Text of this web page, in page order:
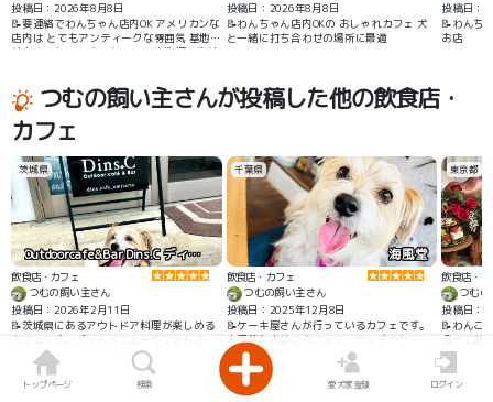
投稿日：2026年8月8日
📝要連絡でわんちゃん店内OK アメリカンな
店内は とてもアンティークな雰囲気 基地の
外人さんもランチに来ていて 土地柄 海外
投稿日：2026年8月8日
📝わんちゃん店内OKの おしゃれカフェ 犬
と一緒に打ち合わせの場所に最適
投稿日：
📝わんち
お店
つむの飼い主さんが投稿した他の飲食店・
カフェ
茨城県
Outdoorcafe&Bar Dins.C ディンズカフェ
飲食店・カフェ
つむの飼い主さん
投稿日：2026年2月11日
📝茨城県にあるアウトドア料理が楽しめる
カフェです。ペットメニューやフォトスポ
ット、人工芝のドッグランもありわんこと
一緒に楽しめます。うちの子はわんこ用ハ
ンバーグを注文して大喜びでした！
千葉県
海風堂
飲食店・カフェ
つむの飼い主さん
投稿日：2025年12月8日
📝ケーキ屋さんが行っているカフェです。
お洒落な内装のカフェで、ランチやケーキ
を食べることができます。わんこは2階の席
のみ入ることができます。
東京都
飲食店・カ
つむ
投稿日：
📝わんこ
食べて遊
いフォト
た時期に
がありま
トップページ 検索 愛犬家登録 ログイン